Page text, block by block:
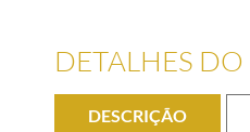
DETALHES DO
DESCRIÇÃO